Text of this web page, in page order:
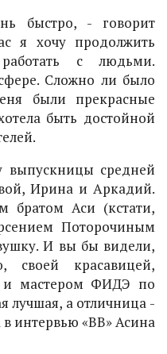
быстро, - говорит
я хочу продолжить
с людьми.
Сложно ли было
были прекрасные
быть достойной
выпускницы средней
Ирина и Аркадий.
братом Аси (кстати,
Поторочиным
И вы бы видели,
красавицей,
и мастером ФИДЭ по
лучшая, а отличница -
в интервью «ВВ» Асина